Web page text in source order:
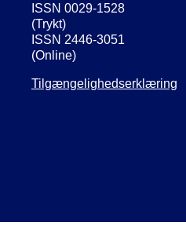
ISSN 0029-1528
(Trykt)
ISSN 2446-3051
(Online)
Tilgængelighedserklæring